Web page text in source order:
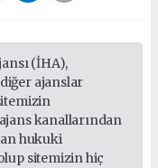
(İHA),
ajanslar
kanallarından
hukuki
sitemizin hiç